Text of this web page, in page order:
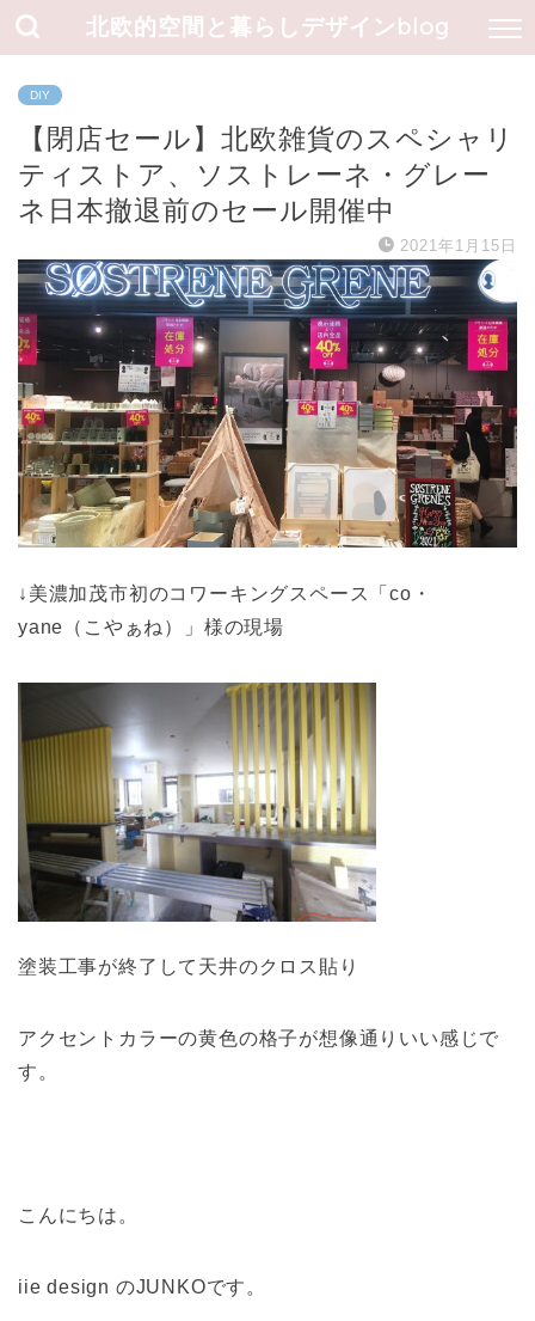
北欧的空間と暮らしデザインblog
DIY
【閉店セール】北欧雑貨のスペシャリ
ティストア、ソストレーネ・グレー
ネ日本撤退前のセール開催中
2021年1月15日
↓美濃加茂市初のコワーキングスペース「co・
yane（こやぁね）」様の現場
塗装工事が終了して天井のクロス貼り
アクセントカラーの黄色の格子が想像通りいい感じで
す。
こんにちは。
iie design のJUNKOです。